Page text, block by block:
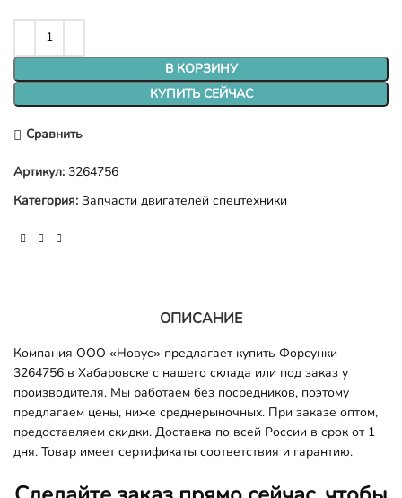
В КОРЗИНУ
КУПИТЬ СЕЙЧАС
Сравнить
Артикул: 3264756
Категория: Запчасти двигателей спецтехники
ОПИСАНИЕ
Компания ООО «Новус» предлагает купить Форсунки
3264756 в Хабаровске с нашего склада или под заказ у
производителя. Мы работаем без посредников, поэтому
предлагаем цены, ниже среднерыночных. При заказе оптом,
предоставляем скидки. Доставка по всей России в срок от 1
дня. Товар имеет сертификаты соответствия и гарантию.